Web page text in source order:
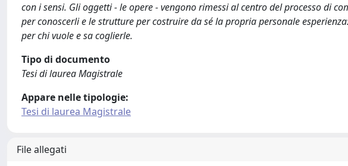
con i sensi. Gli oggetti - le opere - vengono rimessi al centro del processo di
per conoscerli e le strutture per costruire da sé la propria personale
per chi vuole e sa coglierle.
Tipo di documento
Tesi di laurea Magistrale
Appare nelle tipologie:
Tesi di laurea Magistrale
File allegati